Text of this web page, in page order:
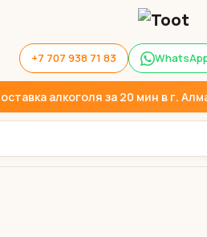
+7 707 938 71 83
алкоголя за 20 мин в г.